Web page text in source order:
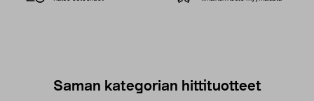
Saman kategorian hittituotteet